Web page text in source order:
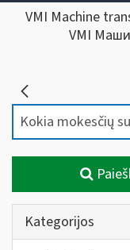
VMI Machine
VMI
Kategorijos